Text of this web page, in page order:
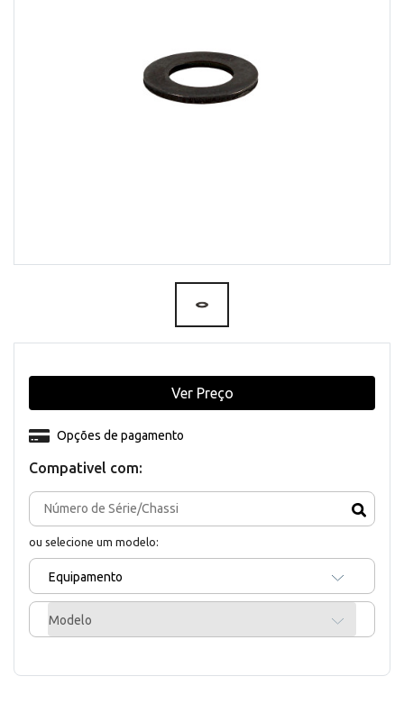
Compativel com:
ou selecione um modelo:
Equipamento
Modelo
Opções de pagamento
Ver Preço